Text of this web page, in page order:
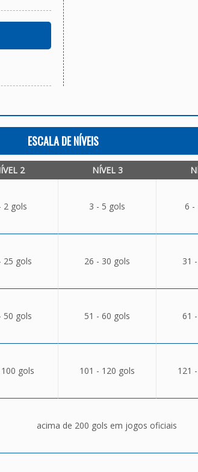
ESCALA DE NÍVEIS
2 NÍVEL 3
2 gols 3 - 5 gols 6 -
25 gols 26 - 30 gols 31
50 gols 51 - 60 gols 61
gols 101 - 120 gols 121
acima de 200 gols em jogos oficiais